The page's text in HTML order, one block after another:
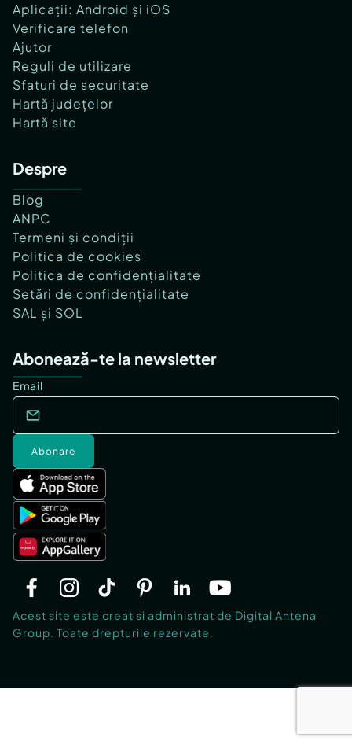
Aplicații: Android și iOS
Verificare telefon
Ajutor
Reguli de utilizare
Sfaturi de securitate
Hartă județelor
Hartă site
Despre
Blog
ANPC
Termeni și condiții
Politica de cookies
Politica de confidențialitate
Setări de confidențialitate
SAL și SOL
Abonează-te la newsletter
Email
Abonare
Acest site este creat si administrat de Digital Antena
Group. Toate drepturile rezervate.